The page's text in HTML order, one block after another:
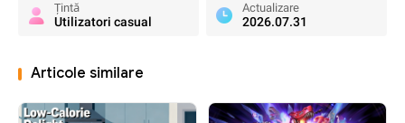
Țintă
Utilizatori casual
Actualizare
2026.07.31
Articole similare